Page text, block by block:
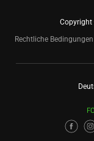
Copyright
Rechtliche Bedingungen